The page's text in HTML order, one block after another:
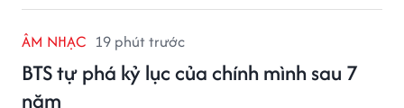
ÂM NHẠC 19 phút trước
BTS tự phá kỷ lục của chính mình sau 7
năm